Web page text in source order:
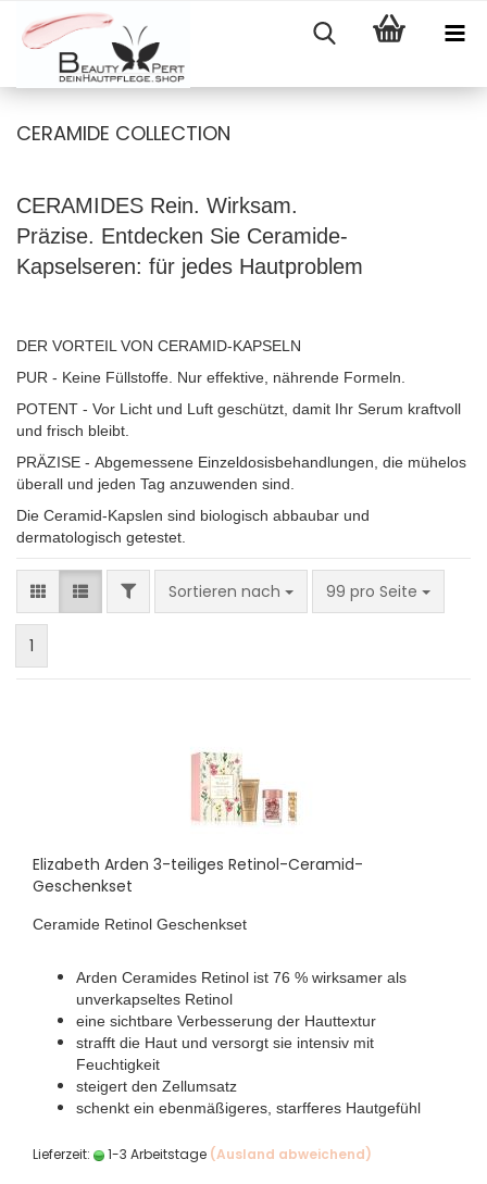
CERAMIDE COLLECTION
CERAMIDES Rein. Wirksam.
Präzise. Entdecken Sie Ceramide-
Kapselseren: für jedes Hautproblem
DER VORTEIL VON CERAMID-KAPSELN
PUR - Keine Füllstoffe. Nur effektive, nährende Formeln.
POTENT - Vor Licht und Luft geschützt, damit Ihr Serum kraftvoll
und frisch bleibt.
PRÄZISE - Abgemessene Einzeldosisbehandlungen, die mühelos
überall und jeden Tag anzuwenden sind.
Die Ceramid-Kapslen sind biologisch abbaubar und
dermatologisch getestet.
FILTERSortieren nach
Sortieren nach 99 pro Seite
pro Seite
1
Elizabeth Arden 3-teiliges Retinol-Ceramid-
Geschenkset
Ceramide Retinol Geschenkset
Arden Ceramides Retinol ist 76 % wirksamer als
unverkapseltes Retinol
eine sichtbare Verbesserung der Hauttextur
strafft die Haut und versorgt sie intensiv mit
Feuchtigkeit
steigert den Zellumsatz
schenkt ein ebenmäßigeres, starfferes Hautgefühl
Lieferzeit: 1-3 Arbeitstage (Ausland abweichend)